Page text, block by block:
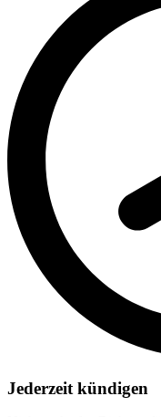
Jederzeit kündigen